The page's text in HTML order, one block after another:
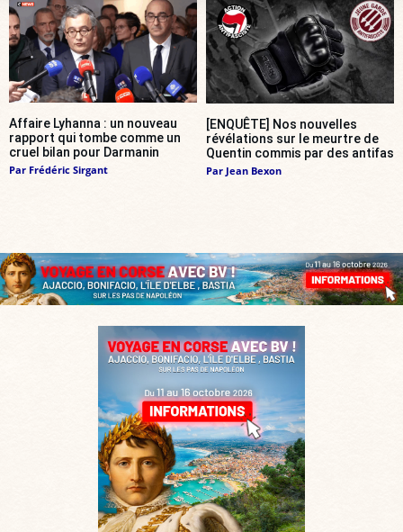
Affaire Lyhanna : un nouveau
rapport qui tombe comme un
cruel bilan pour Darmanin
Par Frédéric Sirgant
[ENQUÊTE] Nos nouvelles
révélations sur le meurtre de
Quentin commis par des antifas
Par Jean Bexon